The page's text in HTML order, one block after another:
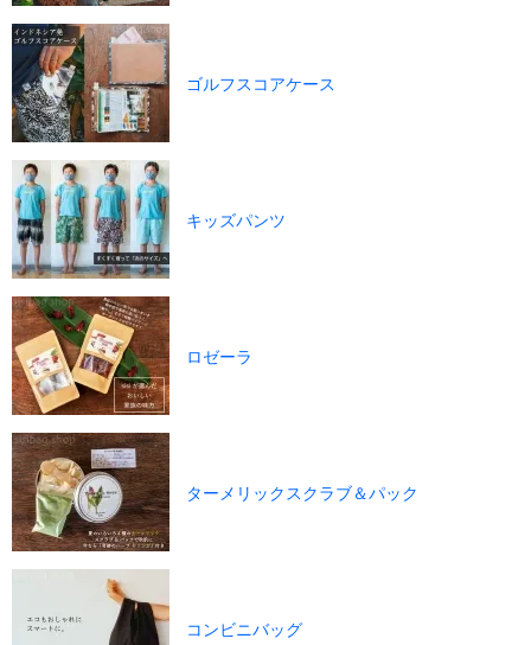
ゴルフスコアケース
キッズパンツ
ロゼーラ
ターメリックスクラブ＆パック
コンビニバッグ